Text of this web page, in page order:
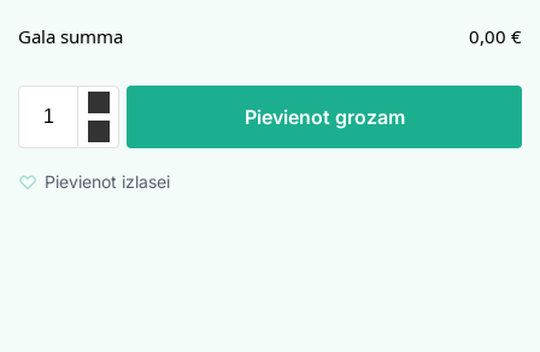
Gala summa 0,00 €
Pievienot grozam
Pievienot izlasei